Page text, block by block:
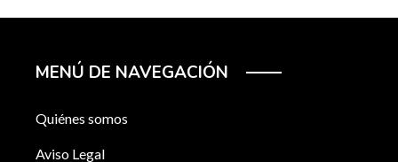
MENÚ DE NAVEGACIÓN
Quiénes somos
Aviso Legal